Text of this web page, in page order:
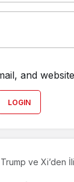
and
LOGIN
Trump ve Xi’den